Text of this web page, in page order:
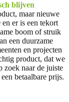
blijven
maar nieuwe
er is een tekort
boom of struik
een duurzame
en projecten
product, dat we
zoek naar de juiste
betaalbare prijs.